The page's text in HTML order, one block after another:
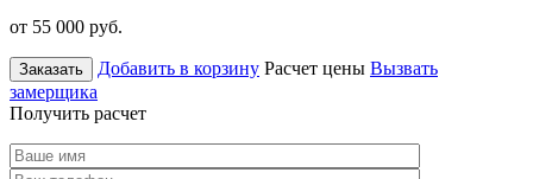
от 55 000 руб.
Заказать Добавить в корзину Расчет цены Вызвать
замерщика
Получить расчет